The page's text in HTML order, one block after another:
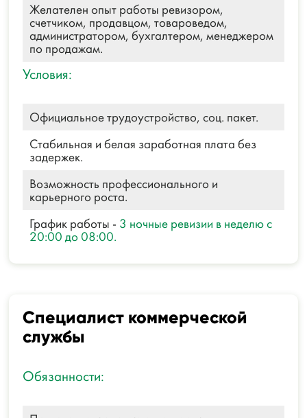
Желателен опыт работы ревизором,
счетчиком, продавцом, товароведом,
администратором, бухгалтером, менеджером
по продажам.
Условия:
Официальное трудоустройство, соц. пакет.
Стабильная и белая заработная плата без
задержек.
Возможность профессионального и
карьерного роста.
График работы - 3 ночные ревизии в неделю с
20:00 до 08:00.
Специалист коммерческой
службы
Обязанности: